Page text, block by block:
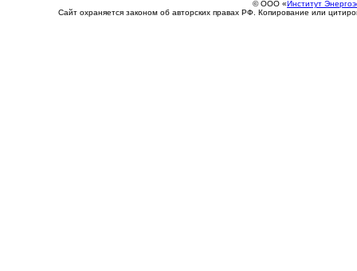
© ООО «Институт
Сайт охраняется законом об авторских правах РФ. Копирование или